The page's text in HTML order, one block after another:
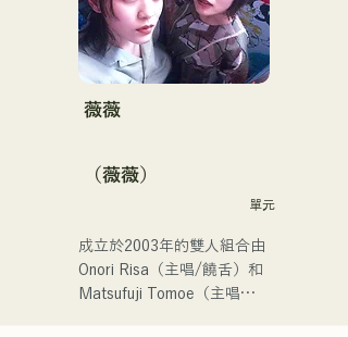
他們也被選中代表J:COM福
岡、熊本和下關，演唱2024
年第106屆全日本高中棒球
錦標賽的主題曲，成為一支
值得關注的組合。
薇薇
（薇薇）
單元
成立於2003年的雙人組合由
Onori Risa（主唱/饒舌）和
Matsufuji Tomoe（主唱）